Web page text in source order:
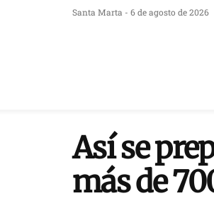
Santa Marta - 6 de agosto de 2026
Así se
más de